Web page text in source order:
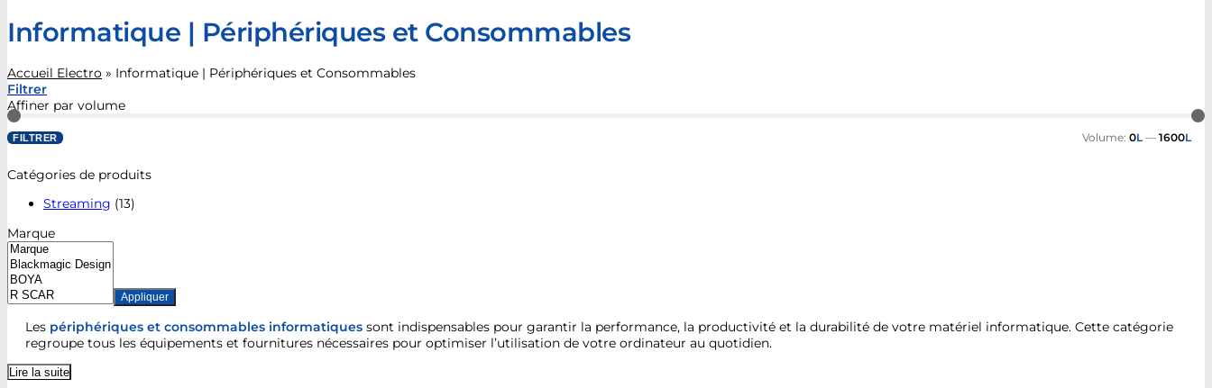
Informatique | Périphériques et Consommables
Accueil Electro » Informatique | Périphériques et Consommables
Filtrer
Affiner par volume
FILTRER Volume: 0L — 1600L
Catégories de produits
Streaming (13)
Marque
Appliquer
Les périphériques et consommables informatiques sont indispensables pour garantir la performance, la productivité et la durabilité de votre matériel informatique. Cette catégorie
regroupe tous les équipements et fournitures nécessaires pour optimiser l’utilisation de votre ordinateur au quotidien.
Lire la suite